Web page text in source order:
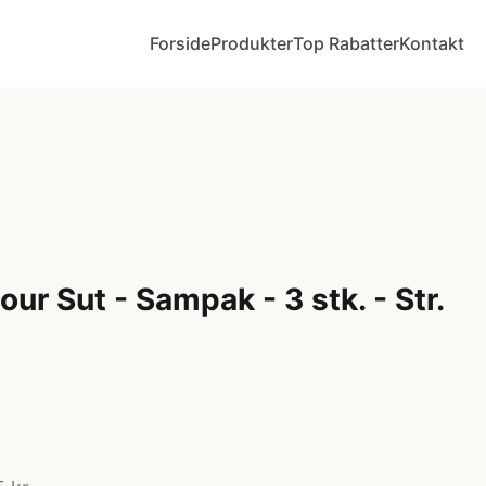
ForsideProdukterTop RabatterKontakt
Sut - Sampak - 3 stk. - Str.